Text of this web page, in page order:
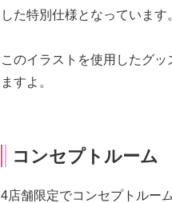
した特別仕様となっています
このイラストを使用したグ
ますよ。
コンセプトルーム
4店舗限定でコンセプトルー